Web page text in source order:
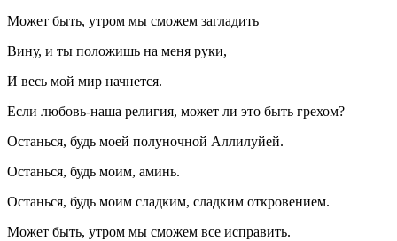
Может быть, утром мы сможем загладить
Вину, и ты положишь на меня руки,
И весь мой мир начнется.
Если любовь-наша религия, может ли это быть грехом?
Останься, будь моей полуночной Аллилуйей.
Останься, будь моим, аминь.
Останься, будь моим сладким, сладким откровением.
Может быть, утром мы сможем все исправить.